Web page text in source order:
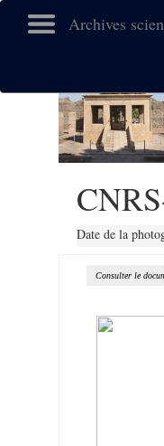
Archives
Date de la
Consulter le